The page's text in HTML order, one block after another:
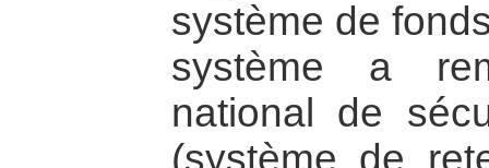
système de
système a
national de
(système de